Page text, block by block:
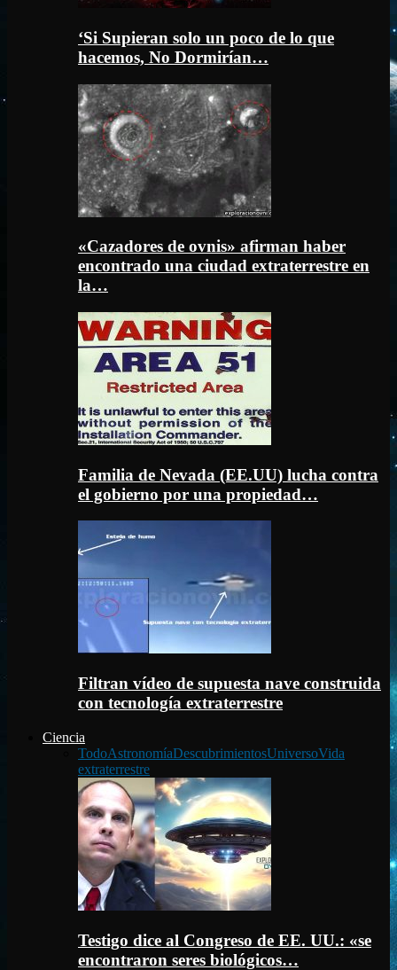
‘Si Supieran solo un poco de lo que
hacemos, No Dormirían…
«Cazadores de ovnis» afirman haber
encontrado una ciudad extraterrestre en
la…
Familia de Nevada (EE.UU) lucha contra
el gobierno por una propiedad…
Filtran vídeo de supuesta nave construida
con tecnología extraterrestre
Ciencia
TodoAstronomíaDescubrimientosUniversoVida
extraterrestre
Testigo dice al Congreso de EE. UU.: «se
encontraron seres biológicos…